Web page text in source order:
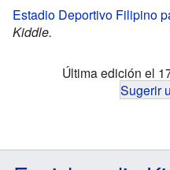
Estadio Deportivo Filipino
Kiddle.
Última edición el
Sugerir